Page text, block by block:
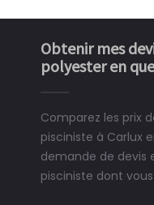
Obtenir mes
polyester en
Comparez les prix
pisciniste à Carlux
demande de devis
pisciniste dont